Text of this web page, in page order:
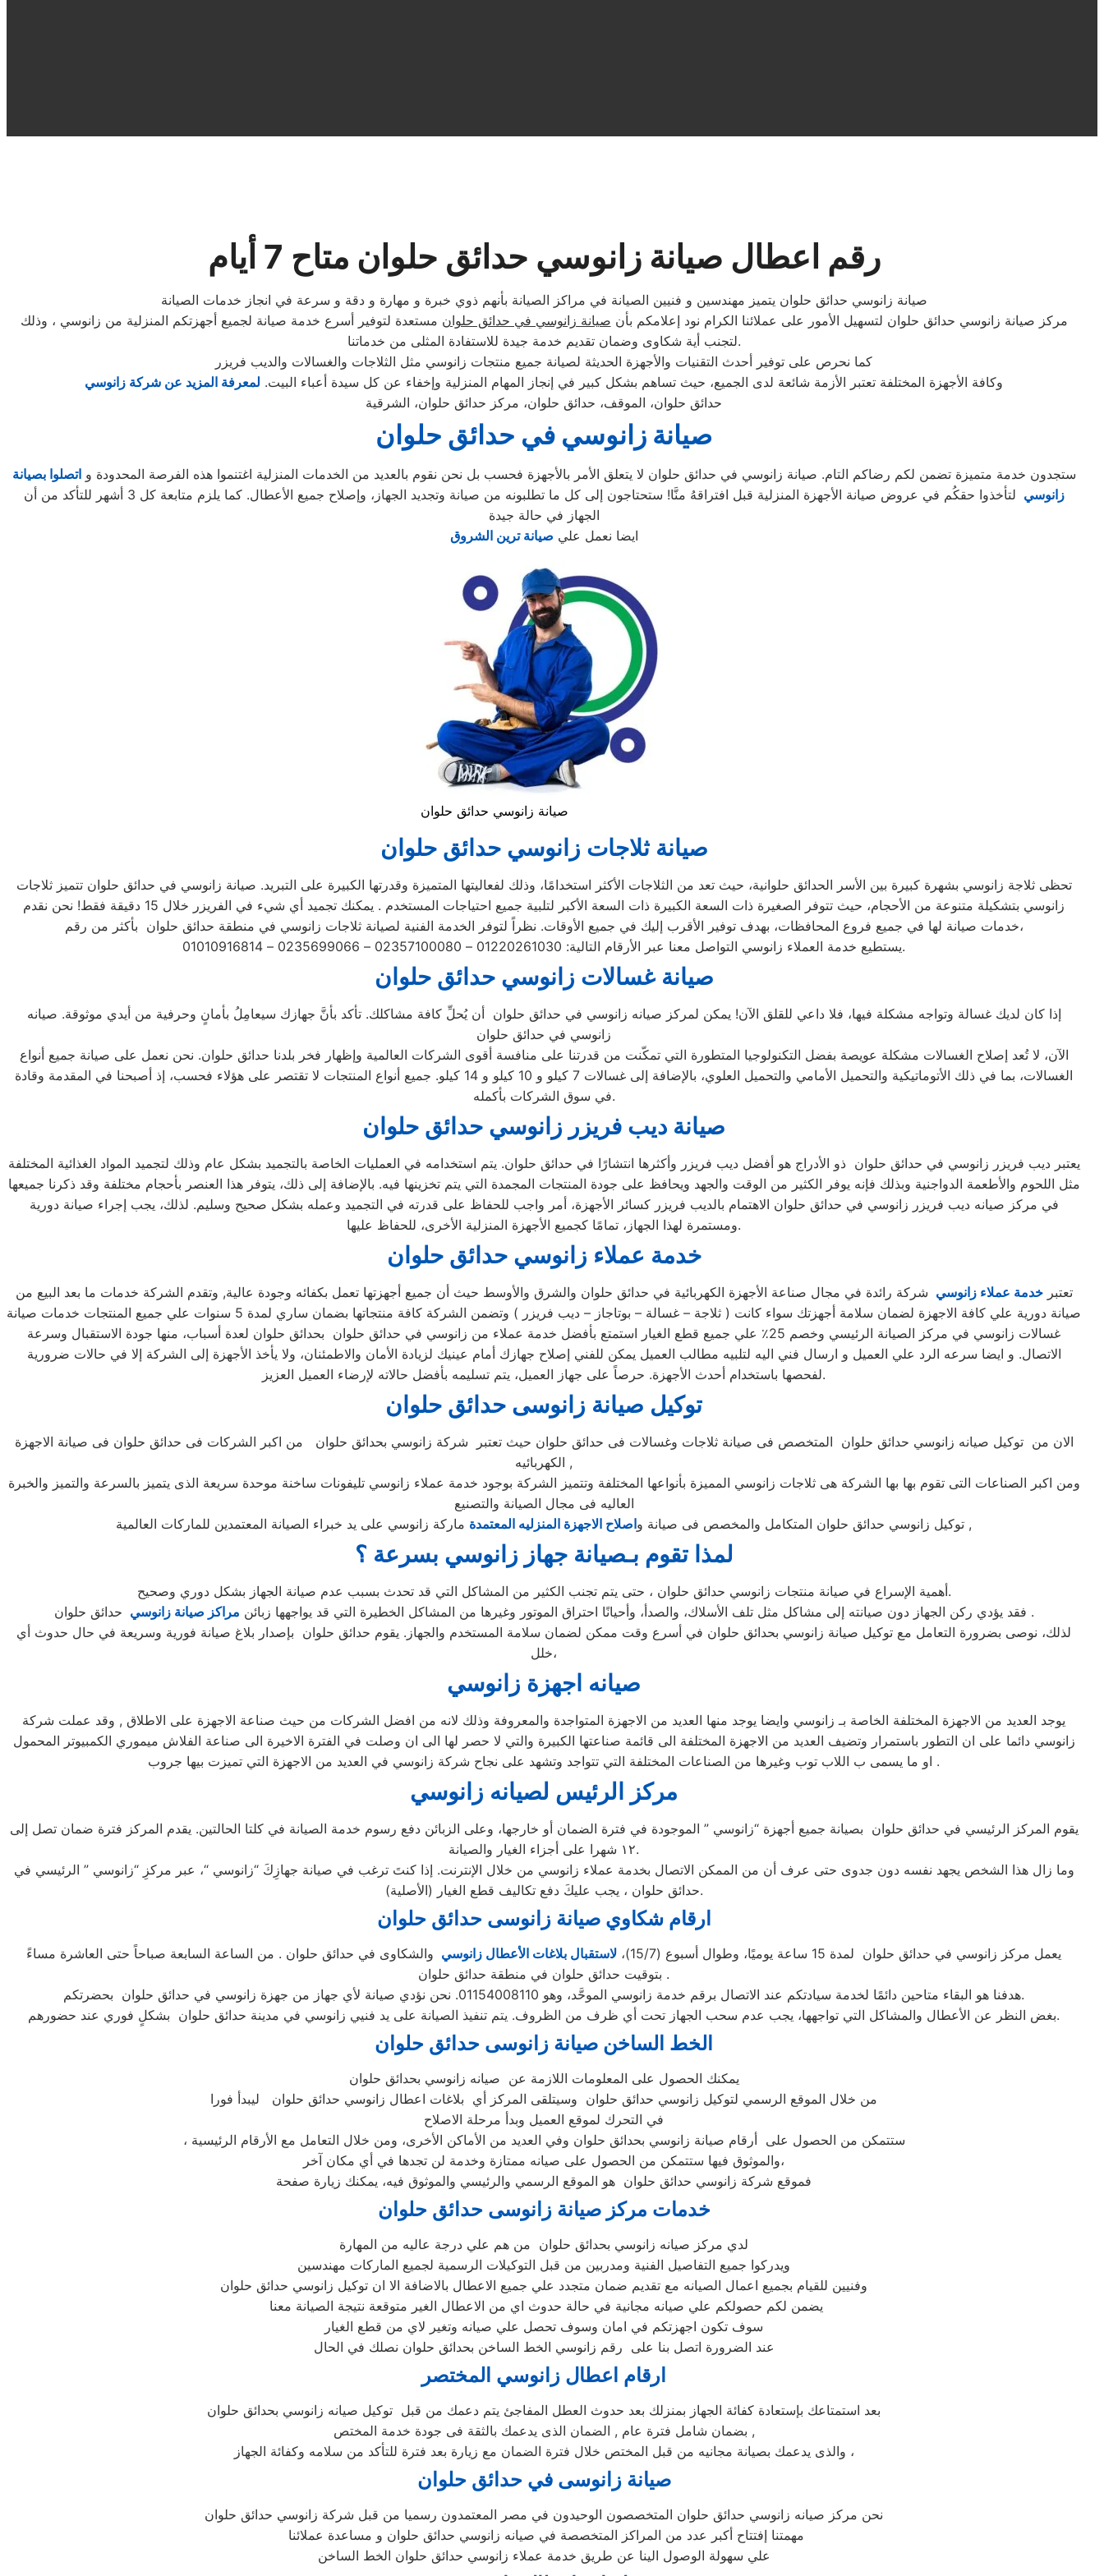
رقم اعطال صيانة زانوسي حدائق حلوان متاح 7 أيام
صيانة زانوسي حدائق حلوان يتميز مهندسين و فنيين الصيانة في مراكز الصيانة بأنهم ذوي خبرة و مهارة و دقة و سرعة في انجاز خدمات الصيانة
مركز صيانة زانوسي حدائق حلوان لتسهيل الأمور على عملائنا الكرام نود إعلامكم بأن صيانة زانوسي في حدائق حلوان مستعدة لتوفير أسرع خدمة صيانة لجميع أجهزتكم المنزلية من زانوسي ، وذلك
لتجنب أية شكاوى وضمان تقديم خدمة جيدة للاستفادة المثلى من خدماتنا.
كما نحرص على توفير أحدث التقنيات والأجهزة الحديثة لصيانة جميع منتجات زانوسي مثل الثلاجات والغسالات والديب فریزر
وكافة الأجهزة المختلفة تعتبر الأزمة شائعة لدى الجميع، حيث تساهم بشكل كبير في إنجاز المهام المنزلية وإخفاء عن كل سيدة أعباء البيت. لمعرفة المزيد عن شركة زانوسي
حدائق حلوان، الموقف، حدائق حلوان، مركز حدائق حلوان، الشرقية
صيانة زانوسي في حدائق حلوان
ستجدون خدمة متميزة تضمن لكم رضاكم التام. صيانة زانوسي في حدائق حلوان لا يتعلق الأمر بالأجهزة فحسب بل نحن نقوم بالعديد من الخدمات المنزلية اغتنموا هذه الفرصة المحدودة واتصلوا بصيانة
زانوسي
لتأخذوا حقكُم في عروض صيانة الأجهزة المنزلية قبل افتراقهُ منَّا! ستحتاجون إلى كل ما تطلبونه من صيانة وتجديد الجهاز، وإصلاح جميع الأعطال. كما يلزم متابعة كل 3 أشهر للتأكد من أن
الجهاز في حالة جيدة
ايضا نعمل علي صيانة ترين الشروق
صيانة زانوسي حدائق حلوان
صيانة ثلاجات زانوسي حدائق حلوان
تحظى ثلاجة زانوسي بشهرة كبيرة بين الأسر الحدائق حلوانية، حيث تعد من الثلاجات الأكثر استخدامًا، وذلك لفعاليتها المتميزة وقدرتها الكبيرة على التبريد. صيانة زانوسي في حدائق حلوان تتميز ثلاجات
زانوسي بتشكيلة متنوعة من الأحجام، حيث تتوفر الصغيرة ذات السعة الكبيرة ذات السعة الأكبر لتلبية جميع احتياجات المستخدم . يمكنك تجميد أي شيء في الفريزر خلال 15 دقيقة فقط! نحن نقدم
خدمات صيانة لها في جميع فروع المحافظات، بهدف توفير الأقرب إليك في جميع الأوقات. نظراً لتوفر الخدمة الفنية لصيانة ثلاجات زانوسي في منطقة حدائق حلوان بأكثر من رقم،
يستطيع خدمة العملاء زانوسي التواصل معنا عبر الأرقام التالية: 01220261030 – 02357100080 – 0235699066 – 01010916814.
صيانة غسالات زانوسي حدائق حلوان
إذا كان لديك غسالة وتواجه مشكلة فيها، فلا داعي للقلق الآن! يمكن لمركز صيانه زانوسي في حدائق حلوان أن يُحلِّ كافة مشاكلك. تأكد بأنَّ جهازك سيعامِلُ بأمانٍ وحرفية من أيدي موثوقة. صيانه
زانوسي في حدائق حلوان
الآن، لا تُعد إصلاح الغسالات مشكلة عويصة بفضل التكنولوجيا المتطورة التي تمكّنت من قدرتنا على منافسة أقوى الشركات العالمية وإظهار فخر بلدنا حدائق حلوان. نحن نعمل على صيانة جميع أنواع
الغسالات، بما في ذلك الأتوماتيكية والتحميل الأمامي والتحميل العلوي، بالإضافة إلى غسالات 7 كيلو و 10 كيلو و 14 كيلو. جميع أنواع المنتجات لا تقتصر على هؤلاء فحسب، إذ أصبحنا في المقدمة وقادة
في سوق الشركات بأكمله.
صيانة ديب فريزر زانوسي حدائق حلوان
يعتبر ديب فريزر زانوسي في حدائق حلوان ذو الأدراج هو أفضل ديب فريزر وأكثرها انتشارًا في حدائق حلوان. يتم استخدامه في العمليات الخاصة بالتجميد بشكل عام وذلك لتجميد المواد الغذائية المختلفة
مثل اللحوم والأطعمة الدواجنية وبذلك فإنه يوفر الكثير من الوقت والجهد ويحافظ على جودة المنتجات المجمدة التي يتم تخزينها فيه. بالإضافة إلى ذلك، يتوفر هذا العنصر بأحجام مختلفة وقد ذكرنا جميعها
في مركز صيانه ديب فريزر زانوسي في حدائق حلوان الاهتمام بالديب فريزر كسائر الأجهزة، أمر واجب للحفاظ على قدرته في التجميد وعمله بشكل صحيح وسليم. لذلك، يجب إجراء صيانة دورية
ومستمرة لهذا الجهاز، تمامًا كجميع الأجهزة المنزلية الأخرى، للحفاظ عليها.
خدمة عملاء زانوسي حدائق حلوان
تعتبرخدمة عملاء زانوسي شركة رائدة في مجال صناعة الأجهزة الكهربائية في حدائق حلوان والشرق والأوسط حيث أن جميع أجهزتها تعمل بكفائه وجودة عالية, وتقدم الشركة خدمات ما بعد البيع من
صيانة دورية علي كافة الاجهزة لضمان سلامة أجهزتك سواء كانت ( ثلاجة – غسالة – بوتاجاز – ديب فريزر ) وتضمن الشركة كافة منتجاتها بضمان ساري لمدة 5 سنوات علي جميع المنتجات خدمات صيانة
غسالات زانوسي في مركز الصيانة الرئيسي وخصم 25٪ علي جميع قطع الغيار استمتع بأفضل خدمة عملاء من زانوسي في حدائق حلوان بحدائق حلوان لعدة أسباب، منها جودة الاستقبال وسرعة
الاتصال. و ايضا سرعه الرد علي العميل و ارسال فني اليه لتلبيه مطالب العميل يمكن للفني إصلاح جهازك أمام عينيك لزيادة الأمان والاطمئنان، ولا يأخذ الأجهزة إلى الشركة إلا في حالات ضرورية
لفحصها باستخدام أحدث الأجهزة. حرصاً على جهاز العميل، يتم تسليمه بأفضل حالاته لإرضاء العميل العزيز.
توكيل صيانة زانوسى حدائق حلوان
الان من توكيل صيانه زانوسي حدائق حلوان المتخصص فى صيانة ثلاجات وغسالات فى حدائق حلوان حيث تعتبر شركة زانوسي بحدائق حلوان من اكبر الشركات فى حدائق حلوان فى صيانة الاجهزة
الكهربائيه ,
ومن اكبر الصناعات التى تقوم بها بها الشركة هى ثلاجات زانوسي المميزة بأنواعها المختلفة وتتميز الشركة بوجود خدمة عملاء زانوسي تليفونات ساخنة موحدة سريعة الذى يتميز بالسرعة والتميز والخبرة
العاليه فى مجال الصيانة والتصنيع
توكيل زانوسي حدائق حلوان المتكامل والمخصص فى صيانة واصلاح الاجهزة المنزليه المعتمدة ماركة زانوسي على يد خبراء الصيانة المعتمدين للماركات العالمية ,
لمذا تقوم بـصيانة جهاز زانوسي بسرعة ؟
أهمية الإسراع في صيانة منتجات زانوسي حدائق حلوان ، حتى يتم تجنب الكثير من المشاكل التي قد تحدث بسبب عدم صيانة الجهاز بشكل دوري وصحيح.
فقد يؤدي ركن الجهاز دون صيانته إلى مشاكل مثل تلف الأسلاك، والصدأ، وأحيانًا احتراق الموتور وغيرها من المشاكل الخطيرة التي قد يواجهها زبائن مراكز صيانة زانوسي
حدائق حلوان .
لذلك، نوصى بضرورة التعامل مع توكيل صيانة زانوسي بحدائق حلوان في أسرع وقت ممكن لضمان سلامة المستخدم والجهاز. يقوم حدائق حلوان بإصدار بلاغ صيانة فورية وسريعة في حال حدوث أي
خلل،
صيانه اجهزة زانوسي
يوجد العديد من الاجهزة المختلفة الخاصة بـ زانوسي وايضا يوجد منها العديد من الاجهزة المتواجدة والمعروفة وذلك لانه من افضل الشركات من حيث صناعة الاجهزة على الاطلاق , وقد عملت شركة
زانوسي دائما على ان التطور باستمرار وتضيف العديد من الاجهزة المختلفة الى قائمة صناعتها الكبيرة والتي لا حصر لها الى ان وصلت في الفترة الاخيرة الى صناعة الفلاش ميموري الكمبيوتر المحمول
او ما يسمى ب اللاب توب وغيرها من الصناعات المختلفة التي تتواجد وتشهد على نجاح شركة زانوسي في العديد من الاجهزة التي تميزت بيها جروب .
مركز الرئيس لصيانه زانوسي
يقوم المركز الرئيسي في حدائق حلوان بصيانة جميع أجهزة “زانوسي ” الموجودة في فترة الضمان أو خارجها، وعلى الزبائن دفع رسوم خدمة الصيانة في كلتا الحالتين. يقدم المركز فترة ضمان تصل إلى
١٢ شهرا على أجزاء الغيار والصيانة.
وما زال هذا الشخص يجهد نفسه دون جدوى حتى عرف أن من الممكن الاتصال بخدمة عملاء زانوسي من خلال الإنترنت. إذا كنتَ ترغب في صيانة جهازِكَ “زانوسي “، عبر مركزِ “زانوسي ” الرئيسي في
حدائق حلوان ، يجب عليكَ دفع تكاليف قطع الغيار (الأصلية).
ارقام شكاوي صيانة زانوسى حدائق حلوان
يعمل مركز زانوسي في حدائق حلوان لمدة 15 ساعة يوميًا، وطوال أسبوع (15/7)، لاستقبال بلاغات الأعطال زانوسي والشكاوى في حدائق حلوان . من الساعة السابعة صباحاً حتى العاشرة مساءً
بتوقيت حدائق حلوان في منطقة حدائق حلوان .
هدفنا هو البقاء متاحين دائمًا لخدمة سيادتكم عند الاتصال برقم خدمة زانوسي الموحَّد، وهو 01154008110. نحن نؤدي صيانة لأي جهاز من جهزة زانوسي في حدائق حلوان بحضرتكم.
بغض النظر عن الأعطال والمشاكل التي تواجهها، يجب عدم سحب الجهاز تحت أي ظرف من الظروف. يتم تنفيذ الصيانة على يد فنيي زانوسي في مدينة حدائق حلوان بشكلٍ فوري عند حضورهم.
الخط الساخن صيانة زانوسى حدائق حلوان
يمكنك الحصول على المعلومات اللازمة عن صيانه زانوسي بحدائق حلوان
من خلال الموقع الرسمي لتوكيل زانوسي حدائق حلوان وسيتلقى المركز أي بلاغات اعطال زانوسي حدائق حلوان ليبدأ فورا
في التحرك لموقع العميل وبدأ مرحلة الاصلاح
، ستتمكن من الحصول على أرقام صيانة زانوسي بحدائق حلوان وفي العديد من الأماكن الأخرى، ومن خلال التعامل مع الأرقام الرئيسية
والموثوق فيها ستتمكن من الحصول على صيانه ممتازة وخدمة لن تجدها في أي مكان آخر،
فموقع شركة زانوسي حدائق حلوان هو الموقع الرسمي والرئيسي والموثوق فيه، يمكنك زيارة صفحة
خدمات مركز صيانة زانوسى حدائق حلوان
لدي مركز صيانه زانوسي بحدائق حلوان من هم علي درجة عاليه من المهارة
ويدركوا جميع التفاصيل الفنية ومدربين من قبل التوكيلات الرسمية لجميع الماركات مهندسين
وفنيين للقيام بجميع اعمال الصيانه مع تقديم ضمان متجدد علي جميع الاعطال بالاضافة الا ان توكيل زانوسي حدائق حلوان
يضمن لكم حصولكم علي صيانه مجانية في حالة حدوث اي من الاعطال الغير متوقعة نتيجة الصيانة معنا
سوف تكون اجهزتكم في امان وسوف تحصل علي صيانه وتغير لاي من قطع الغيار
عند الضرورة اتصل بنا على رقم زانوسي الخط الساخن بحدائق حلوان نصلك في الحال
ارقام اعطال زانوسي المختصر
بعد استمتاعك بإستعادة كفائة الجهاز بمنزلك بعد حدوث العطل المفاجئ يتم دعمك من قبل توكيل صيانه زانوسي بحدائق حلوان
بضمان شامل فترة عام , الضمان الذى يدعمك بالثقة فى جودة خدمة المختص ,
والذى يدعمك بصيانة مجانيه من قبل المختص خلال فترة الضمان مع زيارة بعد فترة للتأكد من سلامه وكفائة الجهاز ،
صيانة زانوسى في حدائق حلوان
نحن مركز صيانه زانوسي حدائق حلوان المتخصصون الوحيدون في مصر المعتمدون رسميا من قبل شركة زانوسي حدائق حلوان
مهمتنا إفتتاح أكبر عدد من المراكز المتخصصة في صيانه زانوسي حدائق حلوان و مساعدة عملائنا
علي سهولة الوصول الينا عن طريق خدمة عملاء زانوسي حدائق حلوان الخط الساخن